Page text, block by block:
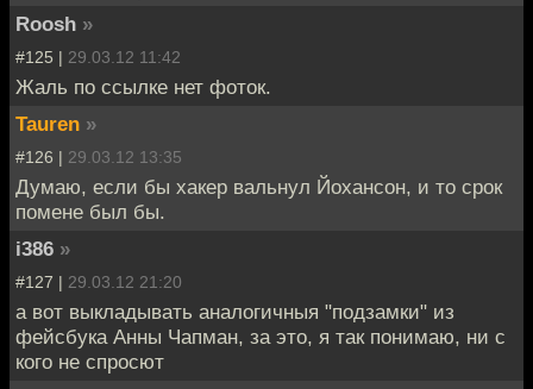
Roosh »
#125 | 29.03.12 11:42
Жаль по ссылке нет фоток.
Tauren »
#126 | 29.03.12 13:35
Думаю, если бы хакер вальнул Йохансон, и то срок
помене был бы.
i386 »
#127 | 29.03.12 21:20
а вот выкладывать аналогичныя "подзамки" из
фейсбука Анны Чапман, за это, я так понимаю, ни с
кого не спросют